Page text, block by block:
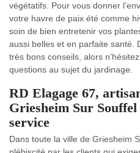
végétatifs. Pour vous donner
votre havre de paix été comme
soin de bien entretenir vos
aussi belles et en parfaite santé.
très bons conseils, alors
questions au sujet du jardinage.
RD Elagage 67,
Griesheim Sur
service
Dans toute la ville de Griesheim